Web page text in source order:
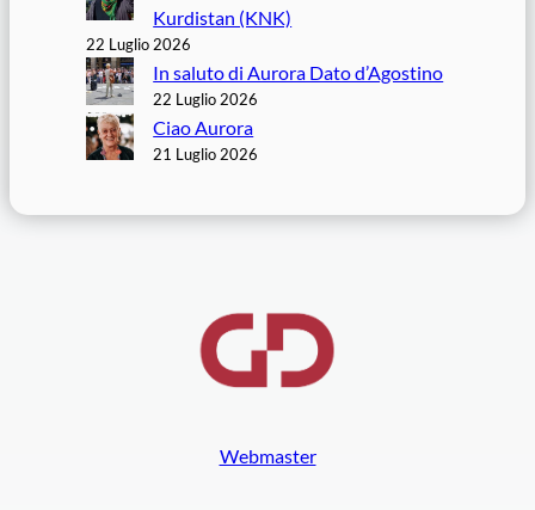
Kurdistan (KNK)
22 Luglio 2026
In saluto di Aurora Dato d’Agostino
22 Luglio 2026
Ciao Aurora
21 Luglio 2026
Webmaster